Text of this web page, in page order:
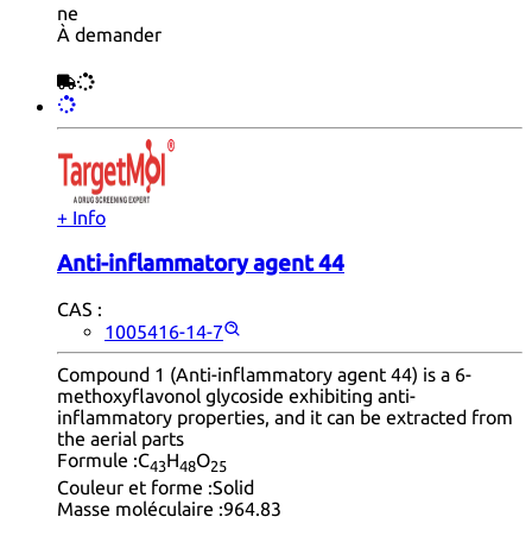
ne
À demander
+ Info
Anti-inflammatory agent 44
CAS :
1005416-14-7
Compound 1 (Anti-inflammatory agent 44) is a 6-
methoxyflavonol glycoside exhibiting anti-
inflammatory properties, and it can be extracted from
the aerial parts
Formule :C43H48O25
Couleur et forme :Solid
Masse moléculaire :964.83